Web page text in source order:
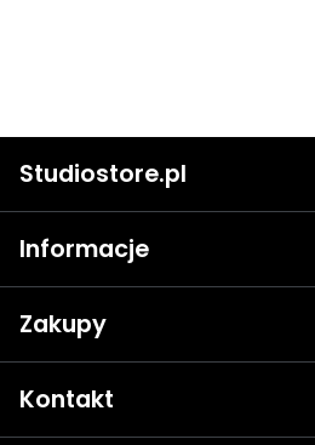
Studiostore.pl
Informacje
Zakupy
Kontakt